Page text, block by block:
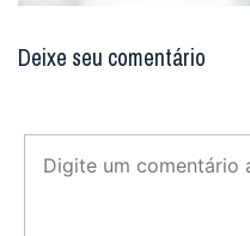
Deixe seu comentário